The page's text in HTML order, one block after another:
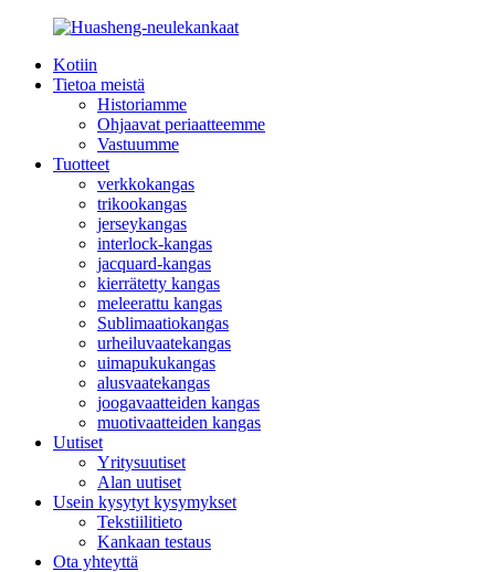
Kotiin
Tietoa meistä
Historiamme
Ohjaavat periaatteemme
Vastuumme
Tuotteet
verkkokangas
trikookangas
jerseykangas
interlock-kangas
jacquard-kangas
kierrätetty kangas
meleerattu kangas
Sublimaatiokangas
urheiluvaatekangas
uimapukukangas
alusvaatekangas
joogavaatteiden kangas
muotivaatteiden kangas
Uutiset
Yritysuutiset
Alan uutiset
Usein kysytyt kysymykset
Tekstiilitieto
Kankaan testaus
Ota yhteyttä